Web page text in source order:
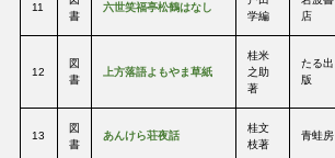
11
書
六世笑福亭松鶴はなし
学編
店
12
図
書
上方落語よもやま草紙
桂米
之助
著
たる出
版
13
図
書
あんけら荘夜話
桂文
枝著
青蛙房